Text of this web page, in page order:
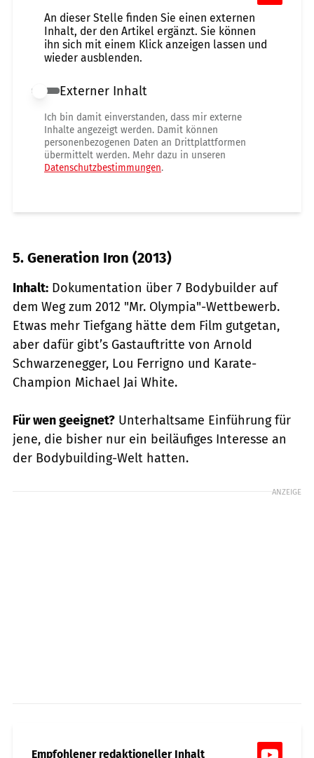
An dieser Stelle finden Sie einen externen
Inhalt, der den Artikel ergänzt. Sie können
ihn sich mit einem Klick anzeigen lassen und
wieder ausblenden.
Externer Inhalt erlauben
Externer Inhalt
Ich bin damit einverstanden, dass mir externe
Inhalte angezeigt werden. Damit können
personenbezogenen Daten an Drittplattformen
übermittelt werden. Mehr dazu in unseren
Datenschutzbestimmungen.
5. Generation Iron (2013)
Inhalt: Dokumentation über 7 Bodybuilder auf
dem Weg zum 2012 "Mr. Olympia"-Wettbewerb.
Etwas mehr Tiefgang hätte dem Film gutgetan,
aber dafür gibt’s Gastauftritte von Arnold
Schwarzenegger, Lou Ferrigno und Karate-
Champion Michael Jai White.
Für wen geeignet? Unterhaltsame Einführung für
jene, die bisher nur ein beiläufiges Interesse an
der Bodybuilding-Welt hatten.
ANZEIGE
Empfohlener redaktioneller Inhalt